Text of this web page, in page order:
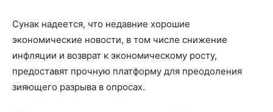
Сунак надеется, что недавние хорошие
экономические новости, в том числе снижение
инфляции и возврат к экономическому росту,
предоставят прочную платформу для преодоления
зияющего разрыва в опросах.